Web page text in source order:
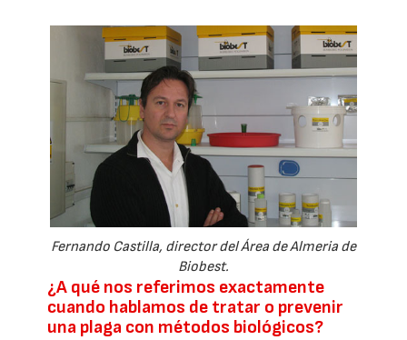
Fernando Castilla, director del Área de Almeria de
Biobest.
¿A qué nos referimos exactamente
cuando hablamos de tratar o prevenir
una plaga con métodos biológicos?